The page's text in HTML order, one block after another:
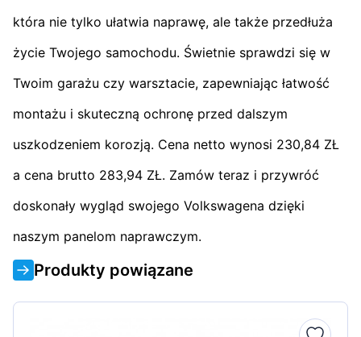
która nie tylko ułatwia naprawę, ale także przedłuża
życie Twojego samochodu. Świetnie sprawdzi się w
Twoim garażu czy warsztacie, zapewniając łatwość
montażu i skuteczną ochronę przed dalszym
uszkodzeniem korozją. Cena netto wynosi 230,84 ZŁ
a cena brutto 283,94 ZŁ. Zamów teraz i przywróć
doskonały wygląd swojego Volkswagena dzięki
naszym panelom naprawczym.
Produkty powiązane